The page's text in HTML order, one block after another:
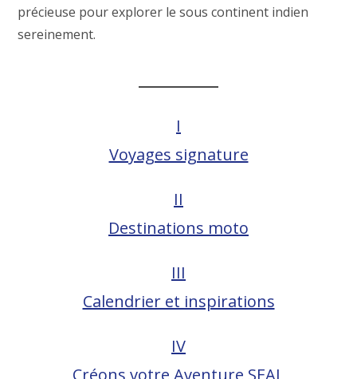
précieuse pour explorer le sous continent indien
sereinement.
I
Voyages signature
II
Destinations moto
III
Calendrier et inspirations
IV
Créons votre Aventure SEAL